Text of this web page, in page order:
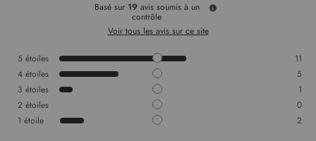
Basé sur 19 avis soumis à un
contrôle
Voir tous les avis sur ce site
5 étoiles
11
4 étoiles
5
3 étoiles
1
2 étoiles
0
1 étoile 2